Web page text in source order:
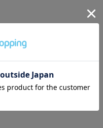
mm
ーク
ーム/スチール